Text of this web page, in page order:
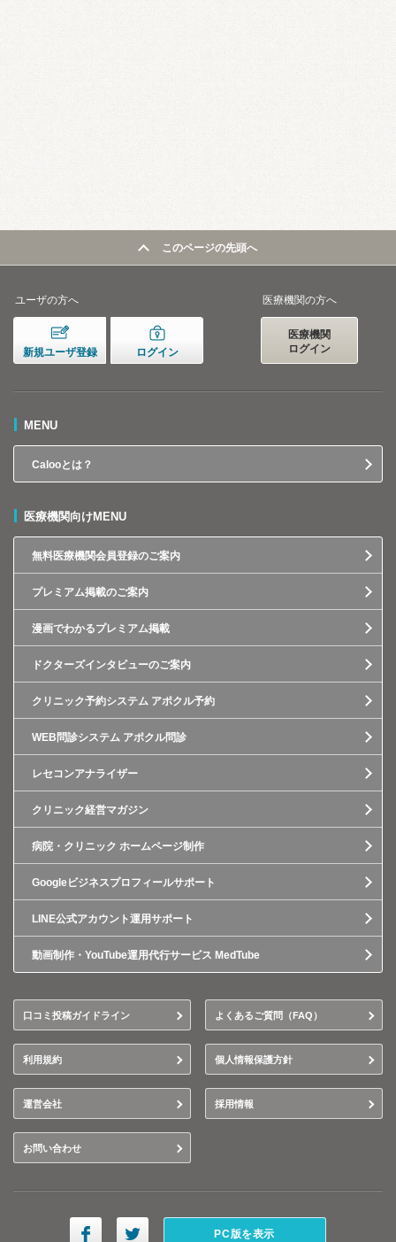
このページの先頭へ
ユーザの方へ
新規ユーザ登録 ログイン
医療機関の方へ
医療機関
ログイン
MENU
Calooとは？
医療機関向けMENU
無料医療機関会員登録のご案内
プレミアム掲載のご案内
漫画でわかるプレミアム掲載
ドクターズインタビューのご案内
クリニック予約システム アポクル予約
WEB問診システム アポクル問診
レセコンアナライザー
クリニック経営マガジン
病院・クリニック ホームページ制作
Googleビジネスプロフィールサポート
LINE公式アカウント運用サポート
動画制作・YouTube運用代行サービス MedTube
口コミ投稿ガイドライン よくあるご質問（FAQ）
利用規約 個人情報保護方針
運営会社 採用情報
お問い合わせ
PC版を表示